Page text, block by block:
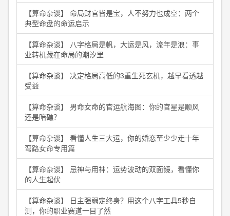
【算命杂谈】 命局财官皆是宝，人不努力也成空：两个
典型命盘的命运启示
【算命杂谈】 八字格局是帆，大运是风，流年是浪：事
业转机藏在命局的潮汐里
【算命杂谈】 决定格局高低的3重生死玄机，越早看透越
受益
【算命杂谈】 男命女命的官运航海图：你的官星是顺风
还是暗礁？
【算命杂谈】 看懂人生三大运，你的婚恋至少少走十年
弯路女命专用篇
【算命杂谈】 忌神与用神：运势波动的双面镜，看懂你
的人生起伏
【算命杂谈】 日主强弱定终身？用这个八字工具5秒自
测，你的职业赛道一目了然